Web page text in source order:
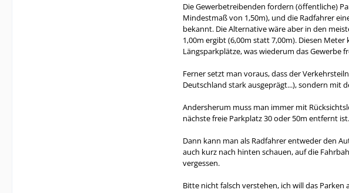
Die Gewerbetreibenden fordern (öffentliche)
Mindestmaß von 1,50m), und die Radfahrer
bekannt. Die Alternative wäre aber in den
1,00m ergibt (6,00m statt 7,00m). Diesen
Längsparkplätze, was wiederum das Gewerbe
Ferner setzt man voraus, dass der
Deutschland stark ausgeprägt...), sondern mit
Andersherum muss man immer mit
nächste freie Parkplatz 30 oder 50m entfernt ist.
Dann kann man als Radfahrer entweder den
auch kurz nach hinten schauen, auf die
vergessen.
Bitte nicht falsch verstehen, ich will das